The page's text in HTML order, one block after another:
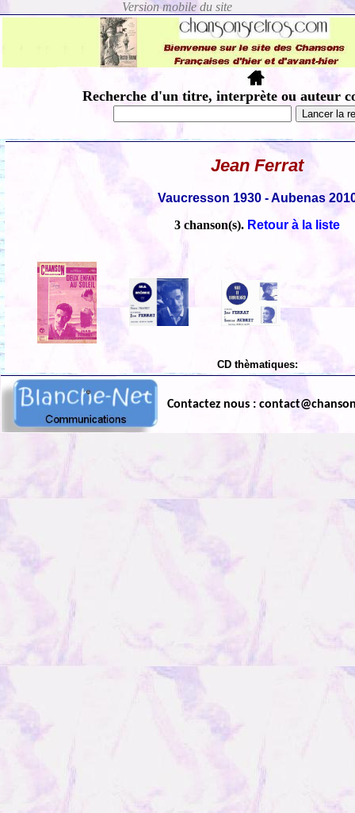
Recherche d'un titre, interprète ou auteur
Jean Ferrat
Vaucresson 1930 - Aubenas
3 chanson(s). Retour à la liste
CD thèmatiques:
Contactez nous :